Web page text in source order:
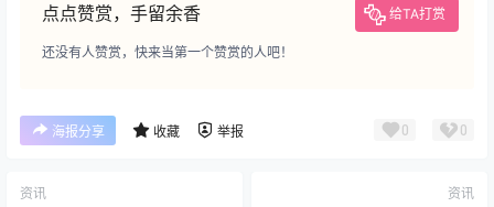
点点赞赏，手留余香 给TA打赏
还没有人赞赏，快来当第一个赞赏的人吧！
海报分享 收藏 举报 0 0
资讯 资讯